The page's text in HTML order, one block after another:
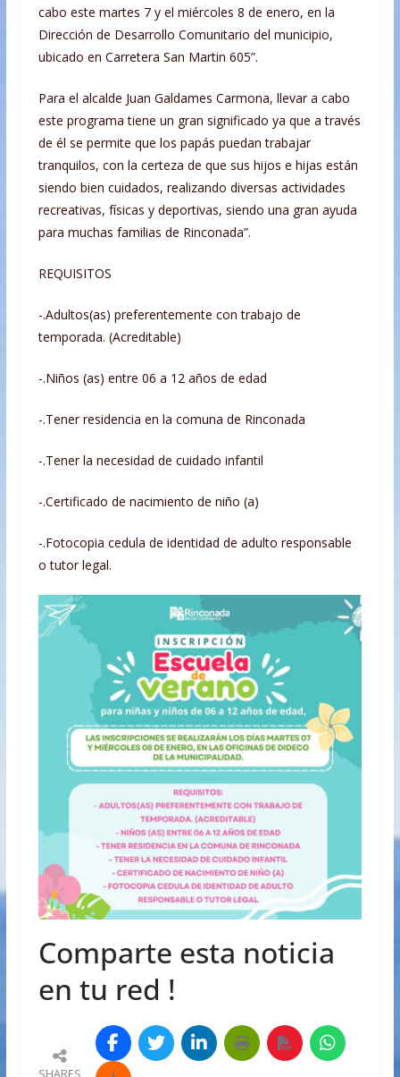
cabo este martes 7 y el miércoles 8 de enero, en la
Dirección de Desarrollo Comunitario del municipio,
ubicado en Carretera San Martin 605”.
Para el alcalde Juan Galdames Carmona, llevar a cabo
este programa tiene un gran significado ya que a través
de él se permite que los papás puedan trabajar
tranquilos, con la certeza de que sus hijos e hijas están
siendo bien cuidados, realizando diversas actividades
recreativas, físicas y deportivas, siendo una gran ayuda
para muchas familias de Rinconada”.
REQUISITOS
-.Adultos(as) preferentemente con trabajo de
temporada. (Acreditable)
-.Niños (as) entre 06 a 12 años de edad
-.Tener residencia en la comuna de Rinconada
-.Tener la necesidad de cuidado infantil
-.Certificado de nacimiento de niño (a)
-.Fotocopia cedula de identidad de adulto responsable
o tutor legal.
Comparte esta noticia
en tu red !
SHARES